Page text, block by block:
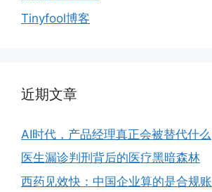
Tinyfool博客
近期文章
AI时代，产品经理真正会被替代什么
医生漏诊判刑背后的医疗黑暗森林
西药见效快：中国企业算的是合规账